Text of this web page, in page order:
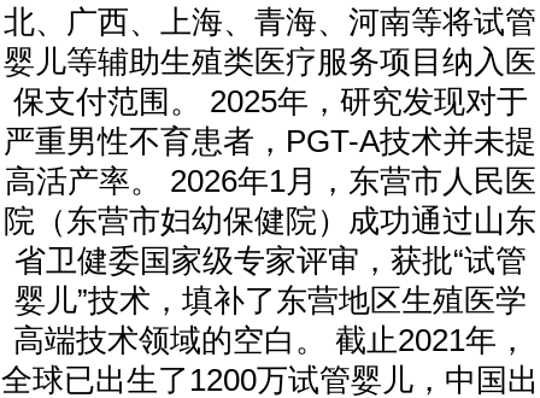
北、广西、上海、青海、河南等将试管
婴儿等辅助生殖类医疗服务项目纳入医
保支付范围。 2025年，研究发现对于
严重男性不育患者，PGT-A技术并未提
高活产率。 2026年1月，东营市人民医
院（东营市妇幼保健院）成功通过山东
省卫健委国家级专家评审，获批“试管
婴儿”技术，填补了东营地区生殖医学
高端技术领域的空白。 截止2021年，
全球已出生了1200万试管婴儿，中国出